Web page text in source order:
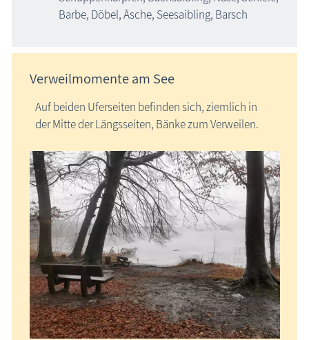
Barbe, Döbel, Äsche, Seesaibling, Barsch
Verweilmomente am See
Auf beiden Uferseiten befinden sich, ziemlich in
der Mitte der Längsseiten, Bänke zum Verweilen.